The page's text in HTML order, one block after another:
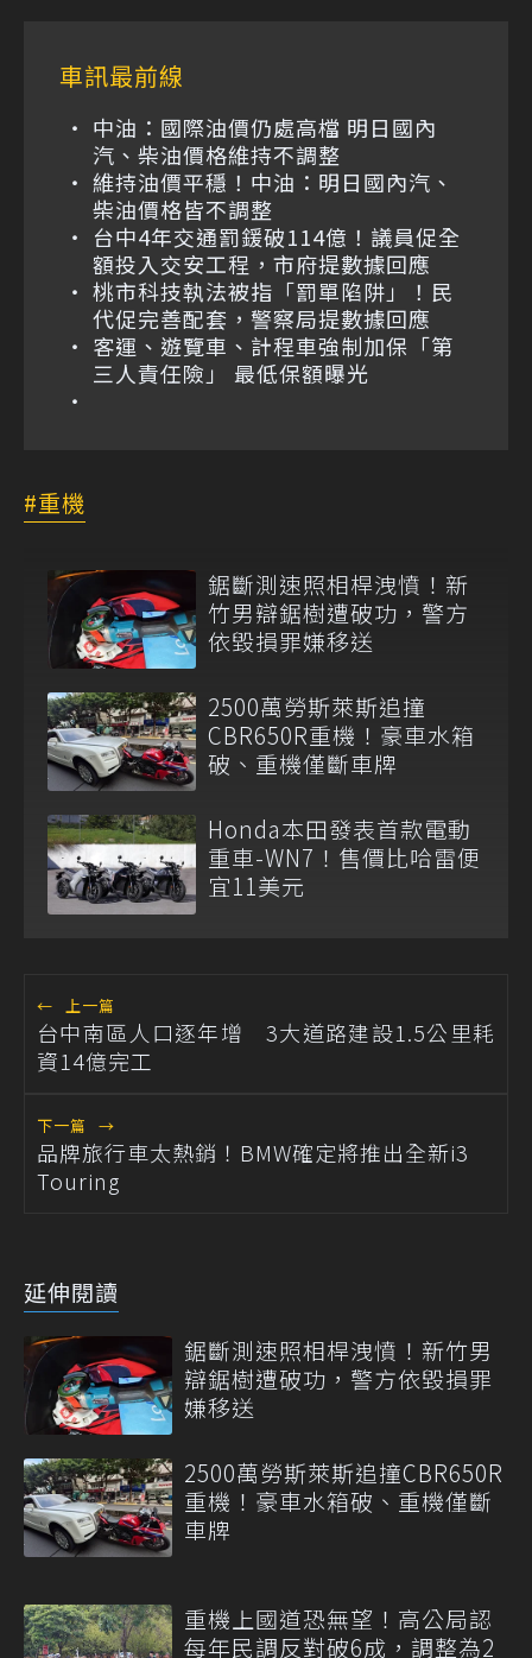
車訊最前線
中油：國際油價仍處高檔 明日國內
汽、柴油價格維持不調整
維持油價平穩！中油：明日國內汽、
柴油價格皆不調整
台中4年交通罰鍰破114億！議員促全
額投入交安工程，市府提數據回應
桃市科技執法被指「罰單陷阱」！民
代促完善配套，警察局提數據回應
客運、遊覽車、計程車強制加保「第
三人責任險」 最低保額曝光
重機
鋸斷測速照相桿洩憤！新
竹男辯鋸樹遭破功，警方
依毀損罪嫌移送
2500萬勞斯萊斯追撞
CBR650R重機！豪車水箱
破、重機僅斷車牌
Honda本田發表首款電動
重車-WN7！售價比哈雷便
宜11美元
← 上一篇
台中南區人口逐年增 3大道路建設1.5公里耗
資14億完工
下一篇 →
品牌旅行車太熱銷！BMW確定將推出全新i3
Touring
延伸閱讀
鋸斷測速照相桿洩憤！新竹男
辯鋸樹遭破功，警方依毀損罪
嫌移送
2500萬勞斯萊斯追撞CBR650R
重機！豪車水箱破、重機僅斷
車牌
重機上國道恐無望！高公局認
每年民調反對破6成，調整為2